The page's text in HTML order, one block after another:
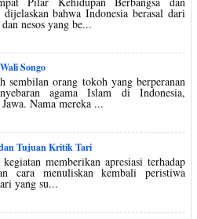
bahwa Indonesia berasal dari
nesos yang be...
Songo
sembilan orang tokoh yang berperanan
agama Islam di Indonesia,
Nama mereka ...
Tujuan Kritik Tari
memberikan apresiasi terhadap
cara menuliskan kembali peristiwa
yang su...